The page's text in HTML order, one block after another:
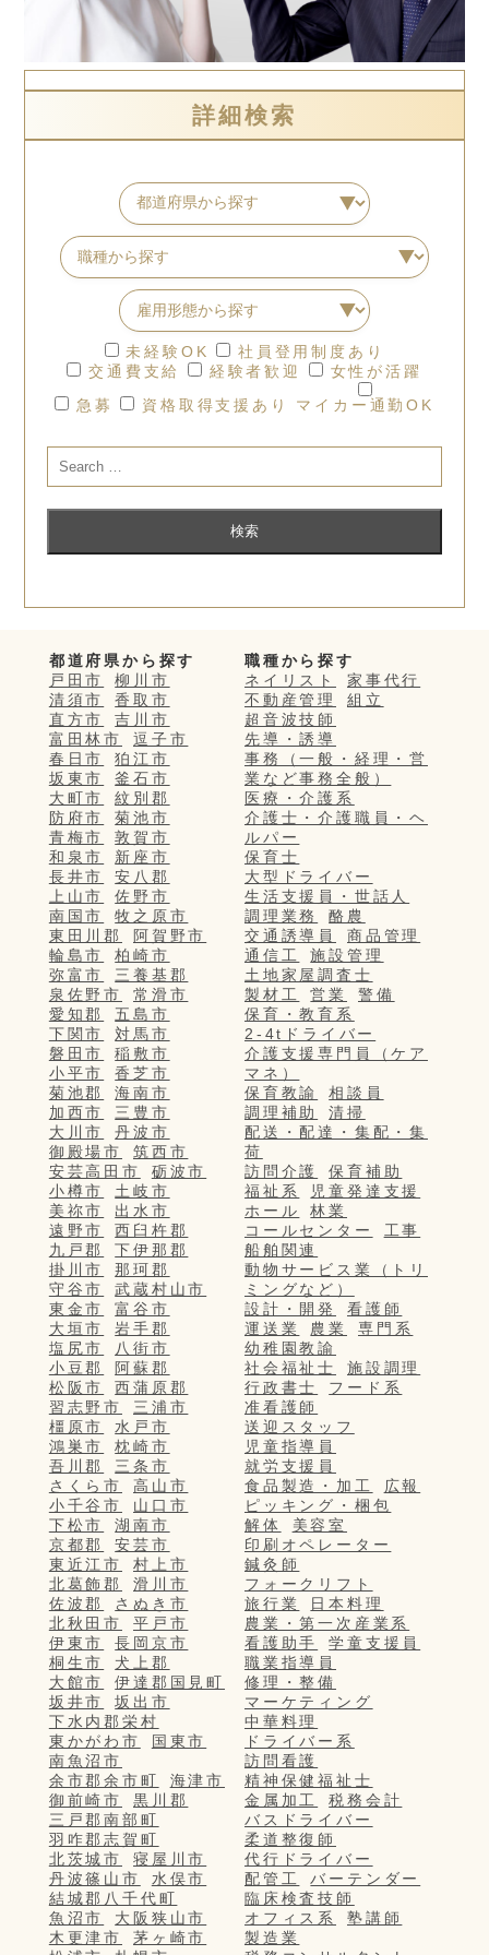
詳細検索
未経験OK
社員登用制度あり
交通費支給
経験者歓迎
女性が活躍
急募
資格取得支援あり マイカー通勤OK
都道府県から探す
戸田市
柳川市
清須市
香取市
直方市
吉川市
富田林市
逗子市
春日市
狛江市
坂東市
釜石市
大町市
紋別郡
防府市
菊池市
青梅市
敦賀市
和泉市
新座市
長井市
安八郡
上山市
佐野市
南国市
牧之原市
東田川郡
阿賀野市
輪島市
柏崎市
弥富市
三養基郡
泉佐野市
常滑市
愛知郡
五島市
下関市
対馬市
磐田市
稲敷市
小平市
香芝市
菊池郡
海南市
加西市
三豊市
大川市
丹波市
御殿場市
筑西市
安芸高田市
砺波市
小樽市
土岐市
美祢市
出水市
遠野市
西臼杵郡
九戸郡
下伊那郡
掛川市
那珂郡
守谷市
武蔵村山市
東金市
富谷市
大垣市
岩手郡
塩尻市
八街市
小豆郡
阿蘇郡
松阪市
西蒲原郡
習志野市
三浦市
橿原市
水戸市
鴻巣市
枕崎市
吾川郡
三条市
さくら市
高山市
小千谷市
山口市
下松市
湖南市
京都郡
安芸市
東近江市
村上市
北葛飾郡
滑川市
佐波郡
さぬき市
北秋田市
平戸市
伊東市
長岡京市
桐生市
犬上郡
大館市
伊達郡国見町
坂井市
坂出市
下水内郡栄村
東かがわ市
国東市
南魚沼市
余市郡余市町
海津市
御前崎市
黒川郡
三戸郡南部町
羽咋郡志賀町
北茨城市
寝屋川市
丹波篠山市
水俣市
結城郡八千代町
魚沼市
大阪狭山市
木更津市
茅ヶ崎市
職種から探す
ネイリスト
家事代行
不動産管理
組立
超音波技師
先導・誘導
事務（一般・経理・営
業など事務全般）
医療・介護系
介護士・介護職員・ヘ
ルパー
保育士
大型ドライバー
生活支援員・世話人
調理業務
酪農
交通誘導員
商品管理
通信工
施設管理
土地家屋調査士
製材工
営業
警備
保育・教育系
2-4tドライバー
介護支援専門員（ケア
マネ）
保育教諭
相談員
調理補助
清掃
配送・配達・集配・集
荷
訪問介護
保育補助
福祉系
児童発達支援
ホール
林業
コールセンター
工事
船舶関連
動物サービス業（トリ
ミングなど）
設計・開発
看護師
運送業
農業
専門系
幼稚園教諭
社会福祉士
施設調理
行政書士
フード系
准看護師
送迎スタッフ
児童指導員
就労支援員
食品製造・加工
広報
ピッキング・梱包
解体
美容室
印刷オペレーター
鍼灸師
フォークリフト
旅行業
日本料理
農業・第一次産業系
看護助手
学童支援員
職業指導員
修理・整備
マーケティング
中華料理
ドライバー系
訪問看護
精神保健福祉士
金属加工
税務会計
バスドライバー
柔道整復師
代行ドライバー
配管工
バーテンダー
臨床検査技師
オフィス系
塾講師
製造業